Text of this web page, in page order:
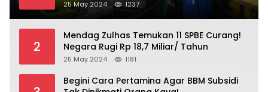
25 May 2024 1237
2
Mendag Zulhas Temukan 11 SPBE Curang!
Negara Rugi Rp 18,7 Miliar/ Tahun
25 May 2024 1181
Begini Cara Pertamina Agar BBM Subsidi